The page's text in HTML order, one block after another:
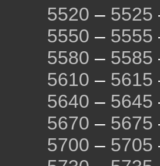
5520 – 5525
5550 – 5555
5580 – 5585
5610 – 5615
5640 – 5645
5670 – 5675
5700 – 5705